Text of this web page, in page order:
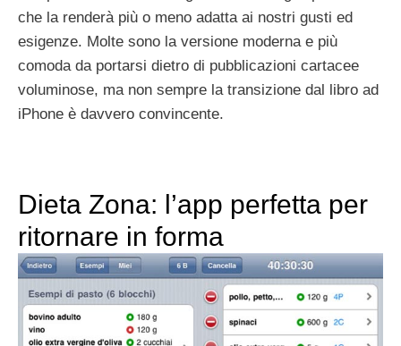
che la renderà più o meno adatta ai nostri gusti ed
esigenze. Molte sono la versione moderna e più
comoda da portarsi dietro di pubblicazioni cartacee
voluminose, ma non sempre la transizione dal libro ad
iPhone è davvero convincente.
Dieta Zona: l’app perfetta per
ritornare in forma